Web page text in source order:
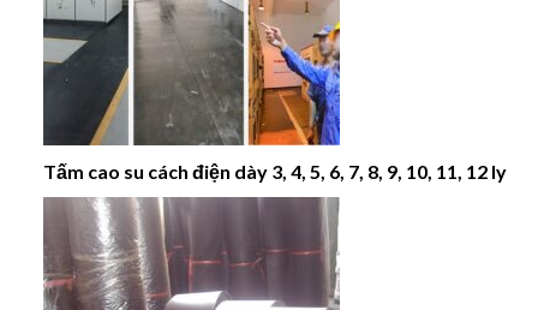
Tấm cao su cách điện dày 3, 4, 5, 6, 7, 8, 9, 10, 11, 12 ly